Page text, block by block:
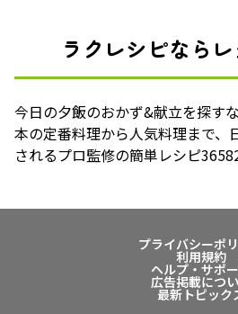
ラクレシピなら
今日の夕飯のおかず&献立を探す
本の定番料理から人気料理まで、
されるプロ監修の簡単レシピ
プライバシーポ
利用規約
ヘルプ・サポ
広告掲載につ
最新トピック